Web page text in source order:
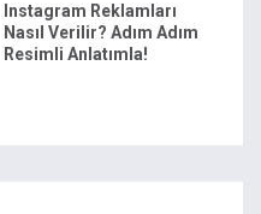
Instagram Reklamları
Nasıl Verilir? Adım Adım
Resimli Anlatımla!